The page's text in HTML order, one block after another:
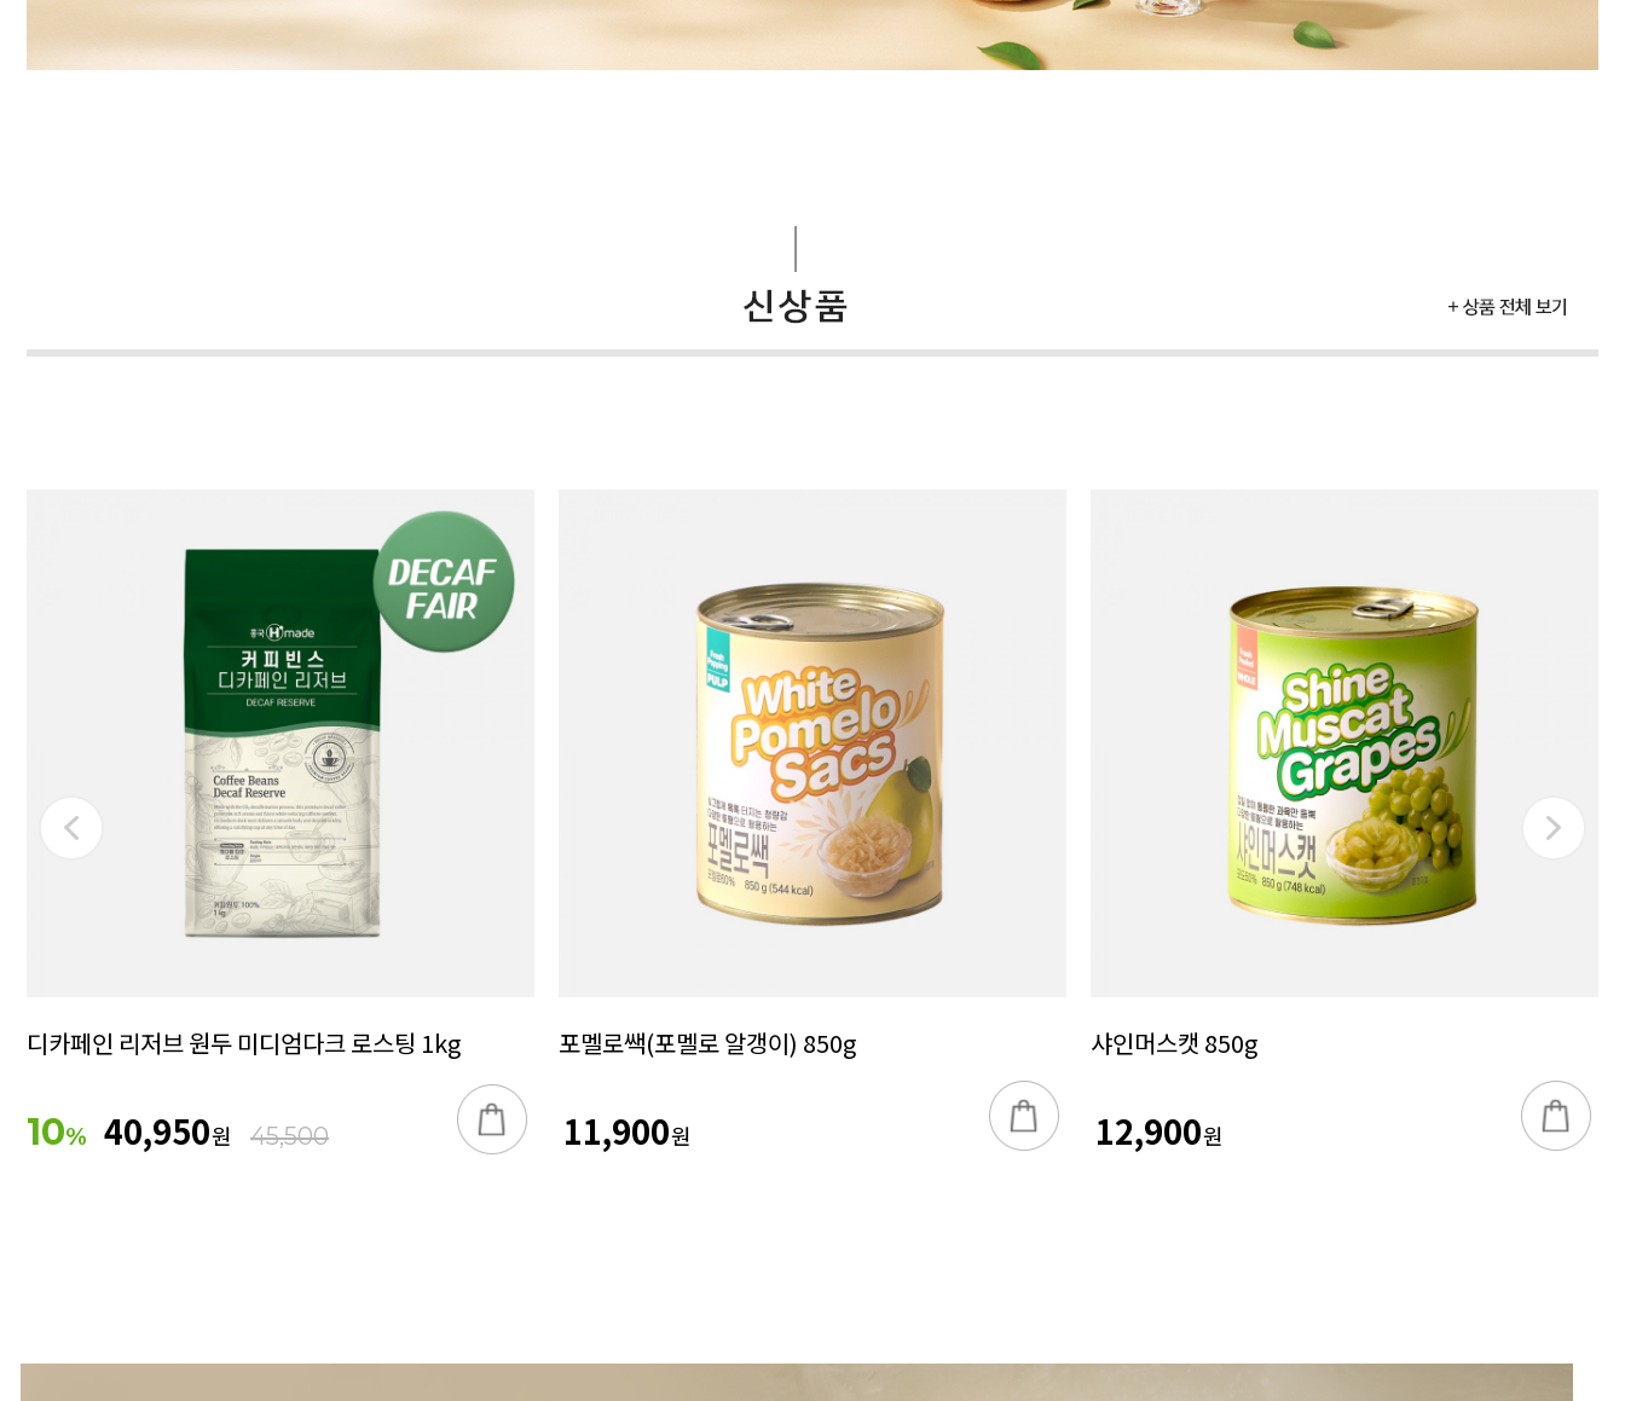
디카페인 리저브 원두 미디엄다크 로스팅 1kg
10% 40,950원 45,500
포멜로쌕(포멜로 알갱이) 850g
11,900원
샤인머스캣 850g
12,900원